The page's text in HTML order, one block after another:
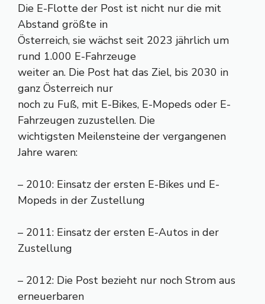
Die E-Flotte der Post ist nicht nur die mit
Abstand größte in
Österreich, sie wächst seit 2023 jährlich um
rund 1.000 E-Fahrzeuge
weiter an. Die Post hat das Ziel, bis 2030 in
ganz Österreich nur
noch zu Fuß, mit E-Bikes, E-Mopeds oder E-
Fahrzeugen zuzustellen. Die
wichtigsten Meilensteine der vergangenen
Jahre waren:
– 2010: Einsatz der ersten E-Bikes und E-
Mopeds in der Zustellung
– 2011: Einsatz der ersten E-Autos in der
Zustellung
– 2012: Die Post bezieht nur noch Strom aus
erneuerbaren